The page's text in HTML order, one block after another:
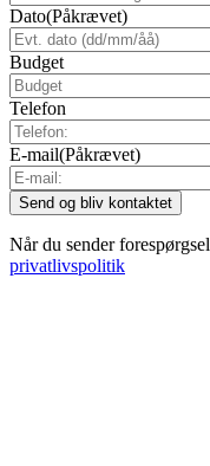
Dato(Påkrævet)
Budget
Telefon
E-mail(Påkrævet)
Når du sender
privatlivspolitik